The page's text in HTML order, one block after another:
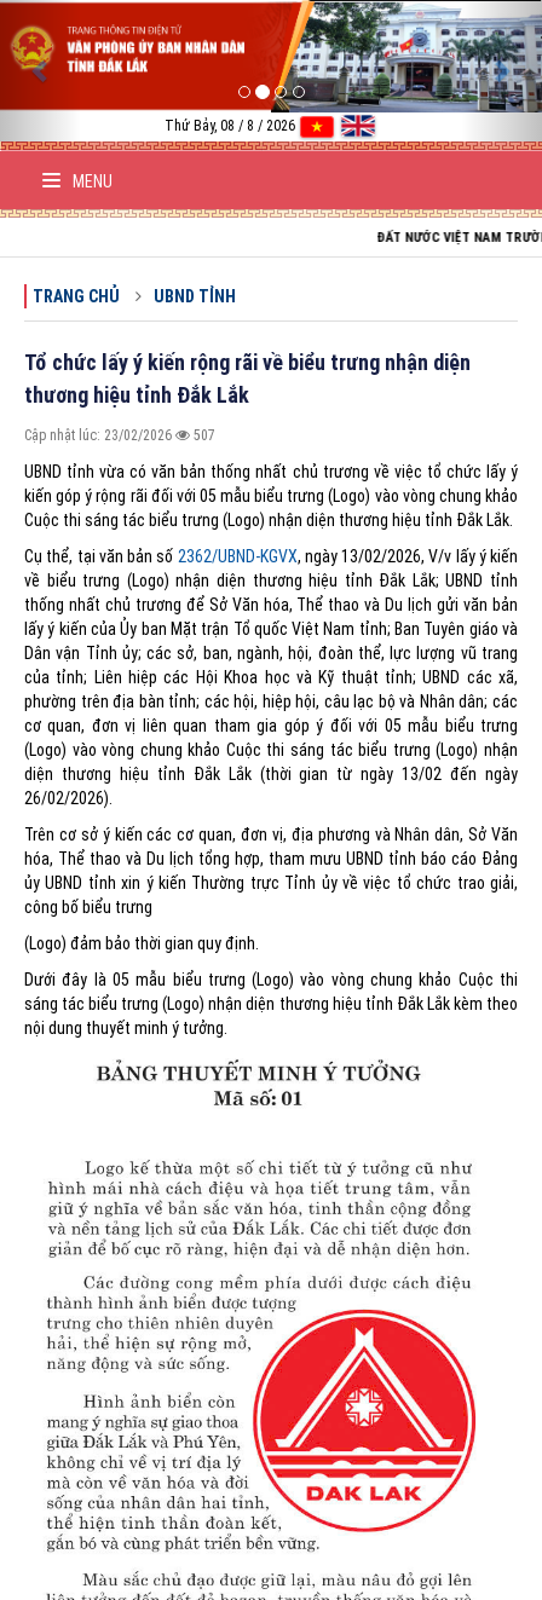
Thứ Bảy, 08 / 8 / 2026
MENU
ĐẤT NƯỚC VIỆT NAM TRƯỜNG TỒN;
TRANG CHỦ UBND TỈNH
Tổ chức lấy ý kiến rộng rãi về biểu trưng nhận diện
thương hiệu tỉnh Đắk Lắk
Cập nhật lúc: 23/02/2026 507
UBND tỉnh vừa có văn bản thống nhất chủ trương về việc tổ chức lấy ý
kiến góp ý rộng rãi đối với 05 mẫu biểu trưng (Logo) vào vòng chung khảo
Cuộc thi sáng tác biểu trưng (Logo) nhận diện thương hiệu tỉnh Đắk Lắk.
Cụ thể, tại văn bản số 2362/UBND-KGVX, ngày 13/02/2026, V/v lấy ý kiến
về biểu trưng (Logo) nhận diện thương hiệu tỉnh Đắk Lắk; UBND tỉnh
thống nhất chủ trương để Sở Văn hóa, Thể thao và Du lịch gửi văn bản
lấy ý kiến của Ủy ban Mặt trận Tổ quốc Việt Nam tỉnh; Ban Tuyên giáo và
Dân vận Tỉnh ủy; các sở, ban, ngành, hội, đoàn thể, lực lượng vũ trang
của tỉnh; Liên hiệp các Hội Khoa học và Kỹ thuật tỉnh; UBND các xã,
phường trên địa bàn tỉnh; các hội, hiệp hội, câu lạc bộ và Nhân dân; các
cơ quan, đơn vị liên quan tham gia góp ý đối với 05 mẫu biểu trưng
(Logo) vào vòng chung khảo Cuộc thi sáng tác biểu trưng (Logo) nhận
diện thương hiệu tỉnh Đắk Lắk (thời gian từ ngày 13/02 đến ngày
26/02/2026).
Trên cơ sở ý kiến các cơ quan, đơn vị, địa phương và Nhân dân, Sở Văn
hóa, Thể thao và Du lịch tổng hợp, tham mưu UBND tỉnh báo cáo Đảng
ủy UBND tỉnh xin ý kiến Thường trực Tỉnh ủy về việc tổ chức trao giải,
công bố biểu trưng
(Logo) đảm bảo thời gian quy định.
Dưới đây là 05 mẫu biểu trưng (Logo) vào vòng chung khảo Cuộc thi
sáng tác biểu trưng (Logo) nhận diện thương hiệu tỉnh Đắk Lắk kèm theo
nội dung thuyết minh ý tưởng.